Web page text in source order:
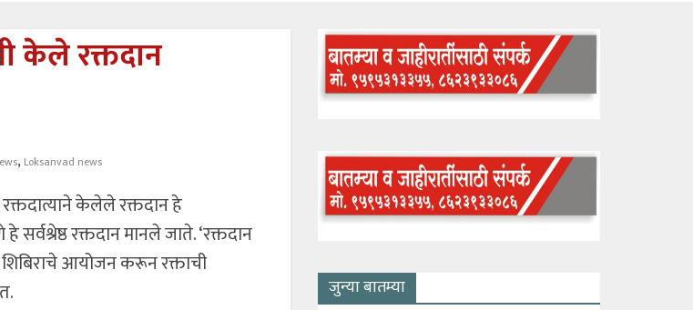
लाखाहून अधिक भाविकांनी घेतले ओम गुरूदेव माऊलींचे दर्शन
युवा प्रतिष्ठानचा मदतीचा हात
केले रक्तदान
, Loksanvad news
रक्तदात्याने केलेले रक्तदान हे
रक्तदान मानले जाते. ‘रक्तदान
शिबिराचे आयोजन करून रक्ताची
जुन्या बातम्या